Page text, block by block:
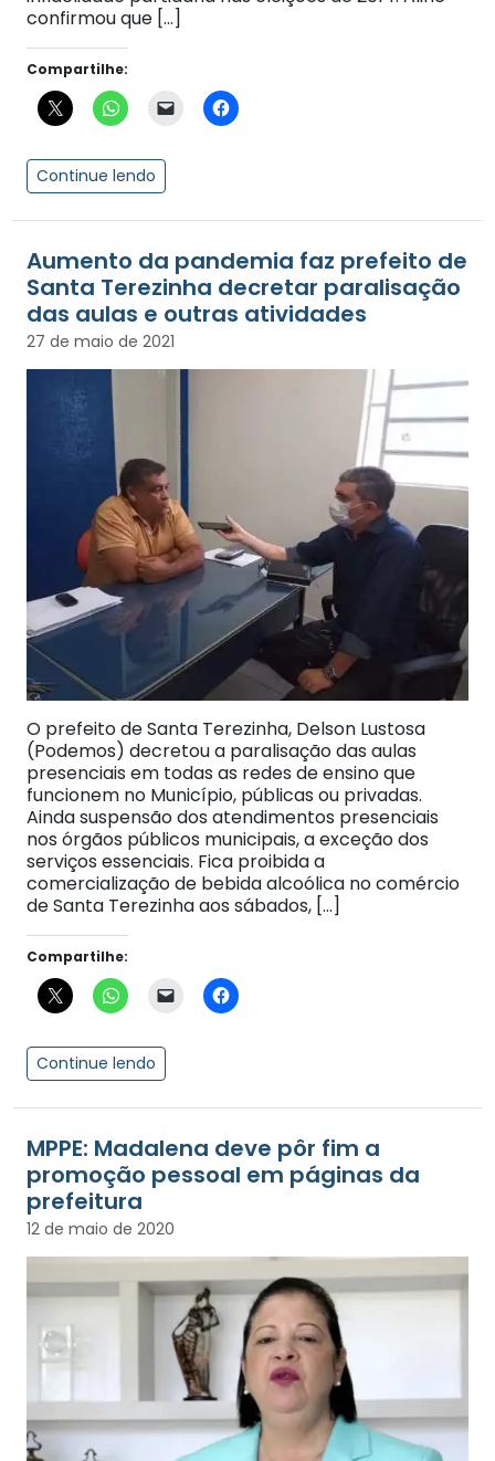
confirmou que […]
Compartilhe:
Continue lendo
Aumento da pandemia faz prefeito de
Santa Terezinha decretar paralisação
das aulas e outras atividades
27 de maio de 2021
O prefeito de Santa Terezinha, Delson Lustosa
(Podemos) decretou a paralisação das aulas
presenciais em todas as redes de ensino que
funcionem no Município, públicas ou privadas.
Ainda suspensão dos atendimentos presenciais
nos órgãos públicos municipais, a exceção dos
serviços essenciais. Fica proibida a
comercialização de bebida alcoólica no comércio
de Santa Terezinha aos sábados, […]
Compartilhe:
Continue lendo
MPPE: Madalena deve pôr fim a
promoção pessoal em páginas da
prefeitura
12 de maio de 2020